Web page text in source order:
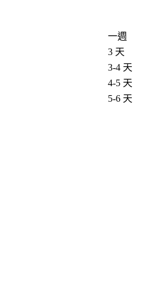
一週
3 天
3-4 天
4-5 天
5-6 天